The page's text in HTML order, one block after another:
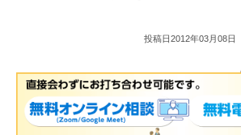
投稿日2012年03月08日